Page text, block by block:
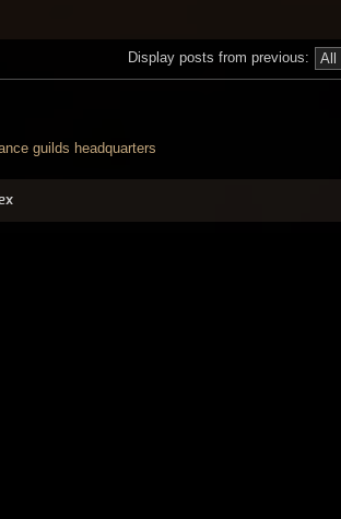
Display posts from previous:
guilds headquarters